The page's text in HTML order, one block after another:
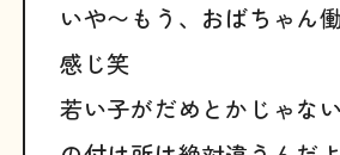
いや〜もう、おばちゃん
感じ笑
若い子がだめとかじゃな